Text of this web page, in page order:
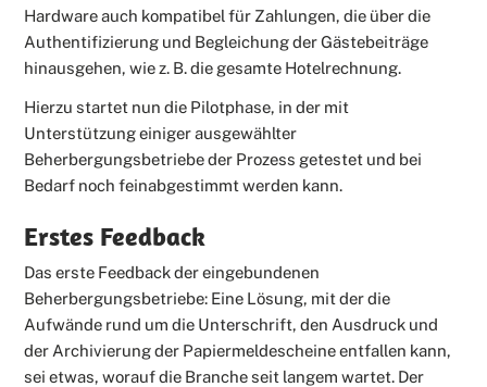
Hardware auch kompatibel für Zahlungen, die über die
Authentifizierung und Begleichung der Gästebeiträge
hinausgehen, wie z. B. die gesamte Hotelrechnung.
Hierzu startet nun die Pilotphase, in der mit
Unterstützung einiger ausgewählter
Beherbergungsbetriebe der Prozess getestet und bei
Bedarf noch feinabgestimmt werden kann.
Erstes Feedback
Das erste Feedback der eingebundenen
Beherbergungsbetriebe: Eine Lösung, mit der die
Aufwände rund um die Unterschrift, den Ausdruck und
der Archivierung der Papiermeldescheine entfallen kann,
sei etwas, worauf die Branche seit langem wartet. Der